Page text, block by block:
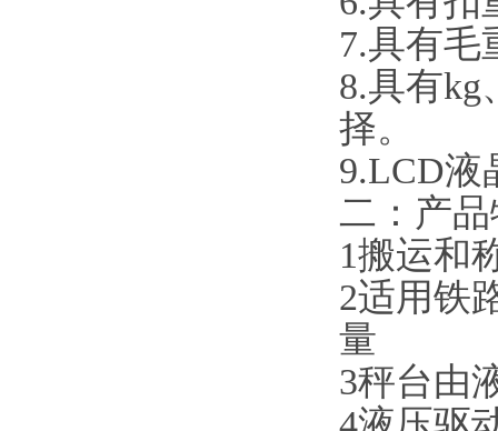
7.具有毛
8.具有kg
择。
9.LCD液
二：产
1搬运和
2适用铁
量
3秤台由